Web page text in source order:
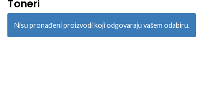
Toneri
Nisu pronađeni proizvodi koji odgovaraju vašem odabiru.